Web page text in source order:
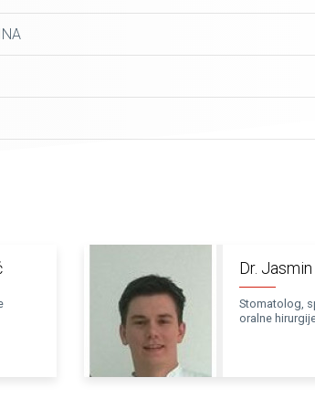
Dr.
Stomatolog,
oralne